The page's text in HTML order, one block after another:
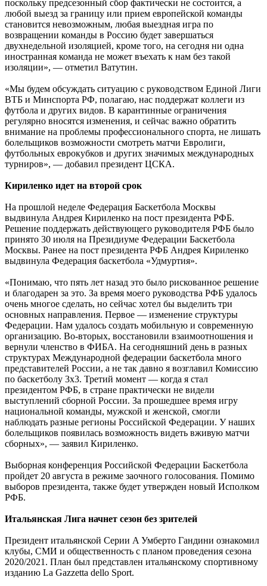
поскольку предсезонный сбор фактически не состоится, а
любой выезд за границу или прием европейской команды
становится невозможным, любая выездная игра по
возвращении команды в Россию будет завершаться
двухнедельной изоляцией, кроме того, на сегодня ни одна
иностранная команда не может въехать к нам без такой
изоляции», — отметил Ватутин.
«Мы будем обсуждать ситуацию с руководством Единой Лиги
ВТБ и Минспорта РФ, полагаю, нас поддержат коллеги из
футбола и других видов. В карантинные ограничения
регулярно вносятся изменения, и сейчас важно обратить
внимание на проблемы профессионального спорта, не лишать
болельщиков возможности смотреть матчи Евролиги,
футбольных еврокубков и других значимых международных
турниров», — добавил президент ЦСКА.
Кириленко идет на второй срок
На прошлой неделе Федерация Баскетбола Москвы
выдвинула Андрея Кириленко на пост президента РФБ.
Решение поддержать действующего руководителя РФБ было
принято 30 июля на Президиуме Федерации Баскетбола
Москвы. Ранее на пост президента РФБ Андрея Кириленко
выдвинула Федерация баскетбола «Удмуртия».
«Понимаю, что пять лет назад это было рискованное решение
и благодарен за это. За время моего руководства РФБ удалось
очень многое сделать, но сейчас хотел бы выделить три
основных направления. Первое — изменение структуры
Федерации. Нам удалось создать мобильную и современную
организацию. Во-вторых, восстановили взаимоотношения и
вернули членство в ФИБА. На сегодняшний день в разных
структурах Международной федерации баскетбола много
представителей России, а не так давно я возглавил Комиссию
по баскетболу 3х3. Третий момент — когда я стал
президентом РФБ, в стране практически не видели
выступлений сборной России. За прошедшее время игру
национальной команды, мужской и женской, смогли
наблюдать разные регионы Российской Федерации. У наших
болельщиков появилась возможность видеть вживую матчи
сборных», — заявил Кириленко.
Выборная конференция Российской Федерации Баскетбола
пройдет 20 августа в режиме заочного голосования. Помимо
выборов президента, также будет утвержден новый Исполком
РФБ.
Итальянская Лига начнет сезон без зрителей
Президент итальянской Серии A Умберто Гандини ознакомил
клубы, СМИ и общественность с планом проведения сезона
2020/2021. План был представлен итальянскому спортивному
изданию La Gazzetta dello Sport.